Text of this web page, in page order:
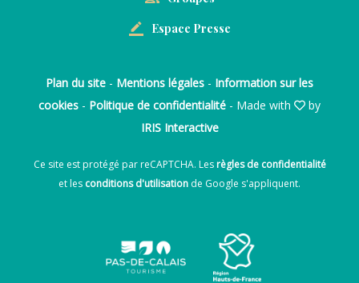
Espace Presse
Plan du site - Mentions légales - Information sur les
cookies - Politique de confidentialité - Made with
by
IRIS Interactive
Ce site est protégé par reCAPTCHA. Lesrègles de confidentialité
et les conditions d'utilisation de Google s'appliquent.